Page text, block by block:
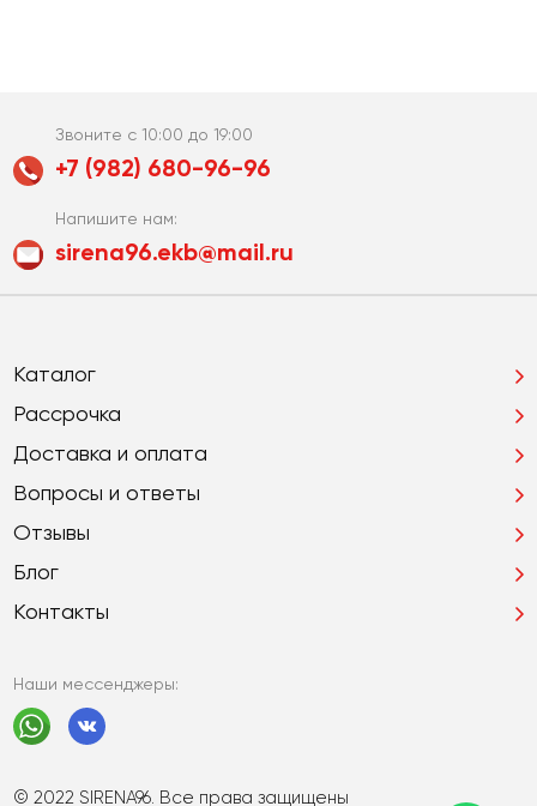
Звоните с 10:00 до 19:00
+7 (982) 680-96-96
Напишите нам:
sirena96.ekb@mail.ru
© 2022 SIRENA96. Все права защищены
Каталог
Рассрочка
Доставка и оплата
Вопросы и ответы
Отзывы
Блог
Контакты
Наши мессенджеры: